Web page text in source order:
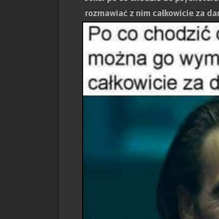
rozmawiać z nim całkowicie za